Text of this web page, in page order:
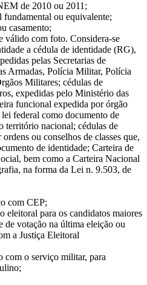
de 2010 ou 2011;
ou equivalente;
casamento;
válido com foto. Considera-se
a cédula de identidade (RG),
pelas Secretarias de
Armadas, Polícia Militar, Polícia
Militares; cédulas de
expedidas pelo Ministério das
funcional expedida por órgão
federal como documento de
território nacional; cédulas de
ou conselhos de classes que,
de identidade; Carteira de
bem como a Carteira Nacional
na forma da Lei n. 9.503, de
com CEP;
eleitoral para os candidatos maiores
de votação na última eleição ou
a Justiça Eleitoral
com o serviço militar, para